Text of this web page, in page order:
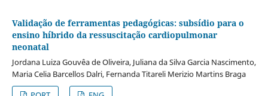
Validação de ferramentas pedagógicas: subsídio para o
ensino híbrido da ressuscitação cardiopulmonar
neonatal
Jordana Luiza Gouvêa de Oliveira, Juliana da Silva Garcia Nascimento,
Maria Celia Barcellos Dalri, Fernanda Titareli Merizio Martins Braga